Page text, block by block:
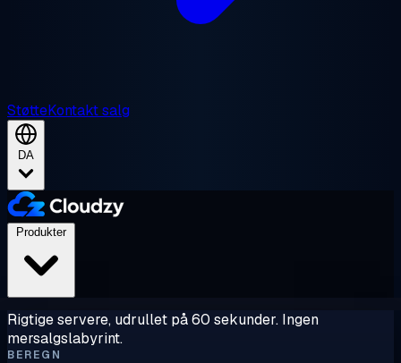
StøtteKontakt salg
DA
Produkter
Rigtige servere, udrullet på 60 sekunder. Ingen
mersalgslabyrint.
BEREGN